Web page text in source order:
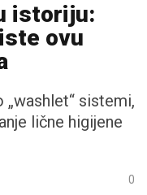
istoriju:
ovu
sistemi,
lične higijene
0